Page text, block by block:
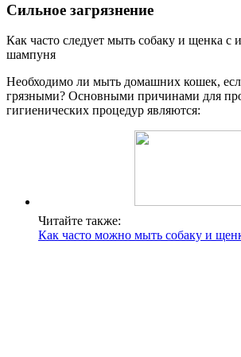
Сильное загрязнение
Как часто следует мыть собаку и щенка с
шампуня
Необходимо ли мыть домашних кошек,
грязными? Основными причинами для
гигиенических процедур являются:
Читайте также:
Как часто можно мыть собаку и